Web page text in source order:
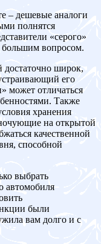
– дешевые аналоги
полнятся
«серого»
большим вопросом.
достаточно широк,
его
может отличаться
Также
хранения
на открытой
качественной
способной
выбрать
автомобиля
были
вам долго и с